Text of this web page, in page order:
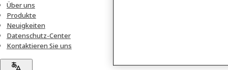
Über uns
Produkte
Neuigkeiten
Datenschutz-Center
Kontaktieren Sie uns